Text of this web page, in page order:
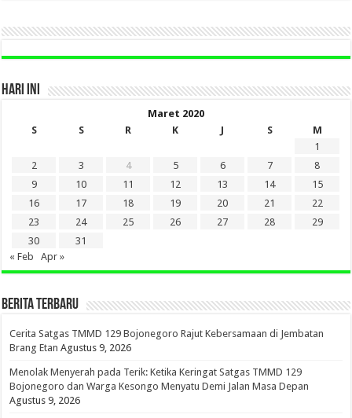
HARI INI
Maret 2020
S
S R K J S
M
1
2
3 4 5 6 7
8
9
10 11 12 13 14
15
16
17 18 19 20 21
22
23
24 25 26 27 28
29
30
31
« Feb
Apr »
BERITA TERBARU
Cerita Satgas TMMD 129 Bojonegoro Rajut Kebersamaan di Jembatan
Brang Etan Agustus 9, 2026
Menolak Menyerah pada Terik: Ketika Keringat Satgas TMMD 129
Bojonegoro dan Warga Kesongo Menyatu Demi Jalan Masa Depan
Agustus 9, 2026